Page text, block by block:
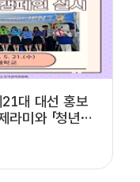
대 대선 홍보
미와 「청년유
시